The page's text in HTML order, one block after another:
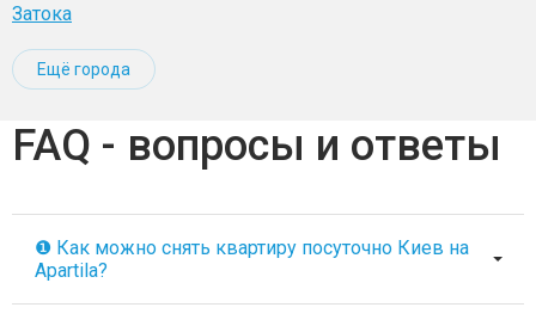
Затока
Ещё города
FAQ - вопросы и ответы
❶ Как можно снять квартиру посуточно Киев на
Apartila?